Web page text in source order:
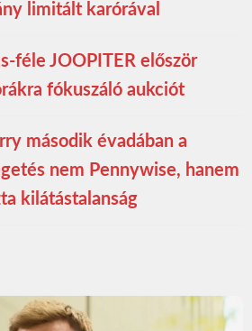
limitált karórával
féle JOOPITER először
fókuszáló aukciót
második évadában a
nem Pennywise, hanem
kilátástalanság